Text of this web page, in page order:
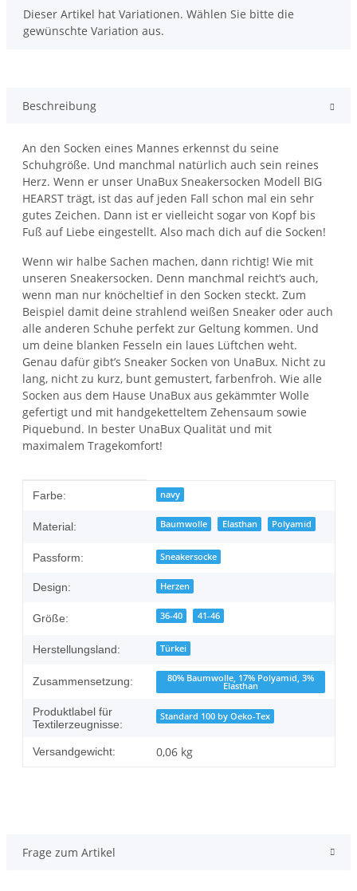
x
Dieser Artikel hat Variationen. Wählen Sie bitte die
gewünschte Variation aus.
Beschreibung
An den Socken eines Mannes erkennst du seine
Schuhgröße. Und manchmal natürlich auch sein reines
Herz. Wenn er unser UnaBux Sneakersocken Modell BIG
HEARST trägt, ist das auf jeden Fall schon mal ein sehr
gutes Zeichen. Dann ist er vielleicht sogar von Kopf bis
Fuß auf Liebe eingestellt. Also mach dich auf die Socken!
Wenn wir halbe Sachen machen, dann richtig! Wie mit
unseren Sneakersocken. Denn manchmal reicht‘s auch,
wenn man nur knöcheltief in den Socken steckt. Zum
Beispiel damit deine strahlend weißen Sneaker oder auch
alle anderen Schuhe perfekt zur Geltung kommen. Und
um deine blanken Fesseln ein laues Lüftchen weht.
Genau dafür gibt’s Sneaker Socken von UnaBux. Nicht zu
lang, nicht zu kurz, bunt gemustert, farbenfroh. Wie alle
Socken aus dem Hause UnaBux aus gekämmter Wolle
gefertigt und mit handgeketteltem Zehensaum sowie
Piquebund. In bester UnaBux Qualität und mit
maximalem Tragekomfort!
Produkteigenschaft
Wert
Farbe: navy
Material: Baumwolle Elasthan Polyamid
Passform: Sneakersocke
Design: Herzen
Größe: 36-40 41-46
Herstellungsland: Türkei
Zusammensetzung: 80% Baumwolle, 17% Polyamid, 3%
Elasthan
Produktlabel für
Textilerzeugnisse:
Standard 100 by Oeko-Tex
Versandgewicht: 0,06 kg
Frage zum Artikel